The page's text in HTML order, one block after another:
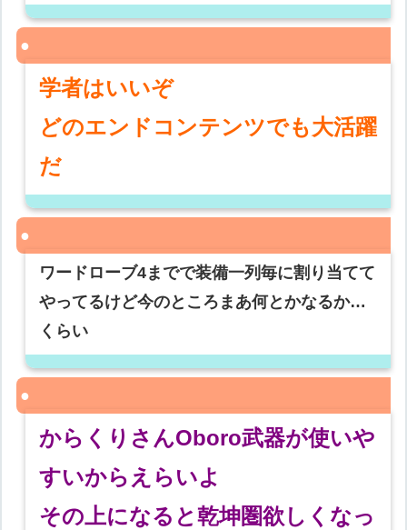
学者はいいぞ
どのエンドコンテンツでも大活躍
だ
ワードローブ4までで装備一列毎に割り当てて
やってるけど今のところまあ何とかなるか…
くらい
からくりさんOboro武器が使いや
すいからえらいよ
その上になると乾坤圏欲しくなっ